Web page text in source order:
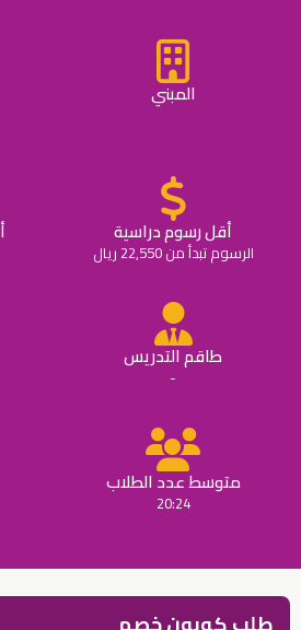
المبني
أقل رسوم دراسية
الرسوم تبدأ من 22,550 ريال
طاقم التدريس
-
متوسط عدد الطلاب
20:24